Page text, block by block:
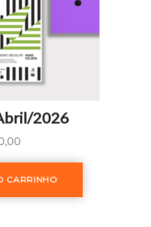
2026
CARRINHO